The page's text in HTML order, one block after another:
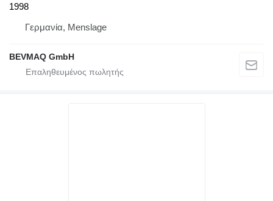
1998
Γερμανία, Menslage
BEVMAQ GmbH